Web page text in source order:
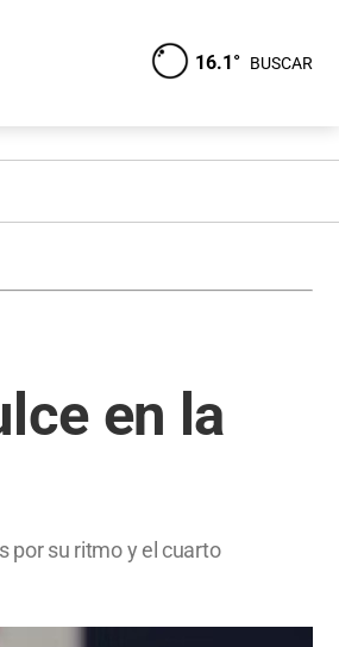
16.1° BUSCAR
en la
por su ritmo y el cuarto